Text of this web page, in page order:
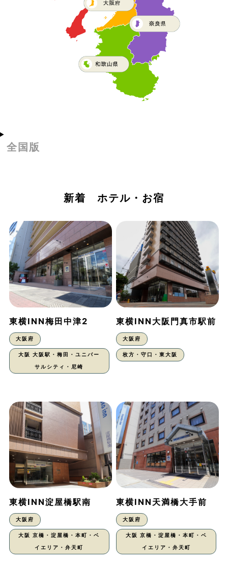
全国版
新着 ホテル・お宿
東横INN梅田中津2
大阪府
大阪 大阪駅・梅田・ユニバー
サルシティ・尼崎
東横INN大阪門真市駅前
大阪府
枚方・守口・東大阪
東横INN淀屋橋駅南
大阪府
大阪 京橋・淀屋橋・本町・ベ
イエリア・弁天町
東横INN天満橋大手前
大阪府
大阪 京橋・淀屋橋・本町・ベ
イエリア・弁天町